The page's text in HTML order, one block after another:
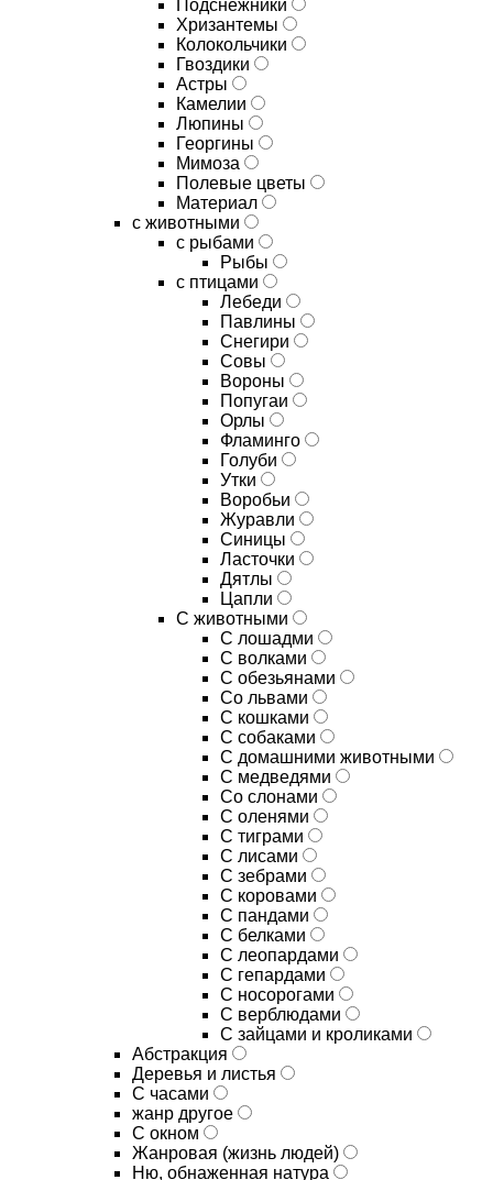
Подснежники
Хризантемы
Колокольчики
Гвоздики
Астры
Камелии
Люпины
Георгины
Мимоза
Полевые цветы
Материал
с животными
с рыбами
Рыбы
с птицами
Лебеди
Павлины
Снегири
Совы
Вороны
Попугаи
Орлы
Фламинго
Голуби
Утки
Воробьи
Журавли
Синицы
Ласточки
Дятлы
Цапли
С животными
С лошадми
С волками
С обезьянами
Со львами
С кошками
С собаками
С домашними животными
С медведями
Со слонами
С оленями
С тиграми
С лисами
С зебрами
С коровами
С пандами
С белками
С леопардами
С гепардами
С носорогами
С верблюдами
С зайцами и кроликами
Абстракция
Деревья и листья
С часами
жанр другое
С окном
Жанровая (жизнь людей)
Ню, обнаженная натура